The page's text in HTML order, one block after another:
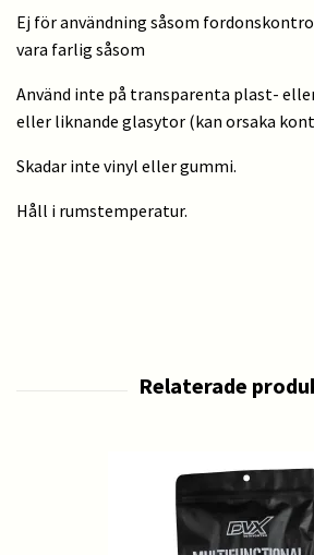
Ej för användning såsom
vara farlig såsom
Använd inte på transparenta plast-
eller liknande glasytor (kan orsaka
Skadar inte vinyl eller gummi.
Håll i rumstemperatur.